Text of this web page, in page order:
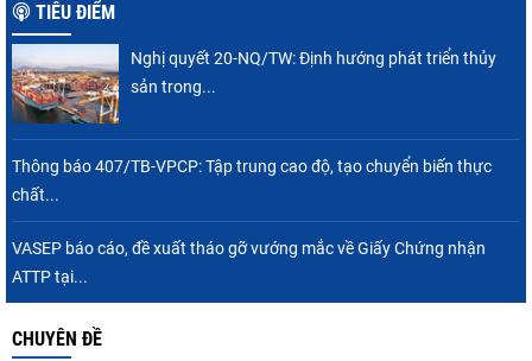
TIÊU ĐIỂM
Nghị quyết 20-NQ/TW: Định hướng phát triển thủy
sản trong...
Thông báo 407/TB-VPCP: Tập trung cao độ, tạo chuyển biến thực
chất...
VASEP báo cáo, đề xuất tháo gỡ vướng mắc về Giấy Chứng nhận
ATTP tại...
CHUYÊN ĐỀ